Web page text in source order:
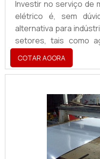
Investir no serviço de
elétrico é, sem
alternativa para
setores, tais como
alimentícias de óleo e
em fabricação de
sistemas e assim
controle dos sistemas
são alocados os mais
eletrônicos,
segurança por ser
responsável por distr.
COTAR AGORA